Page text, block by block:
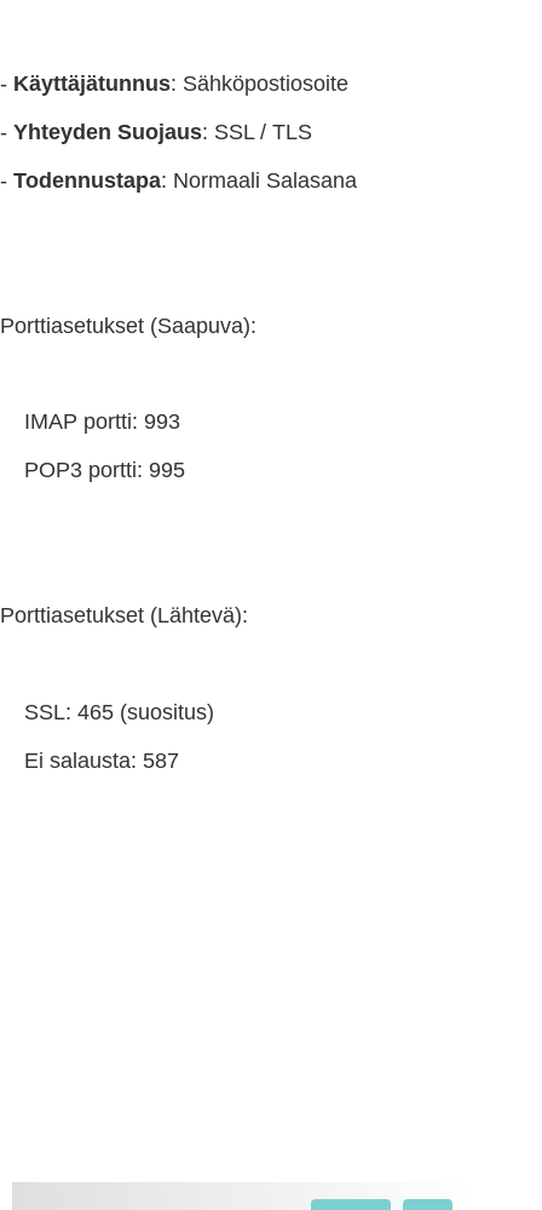
- Käyttäjätunnus: Sähköpostiosoite
- Yhteyden Suojaus: SSL / TLS
- Todennustapa: Normaali Salasana
Porttiasetukset (Saapuva):
IMAP portti: 993
POP3 portti: 995
Porttiasetukset (Lähtevä):
SSL: 465 (suositus)
Ei salausta: 587